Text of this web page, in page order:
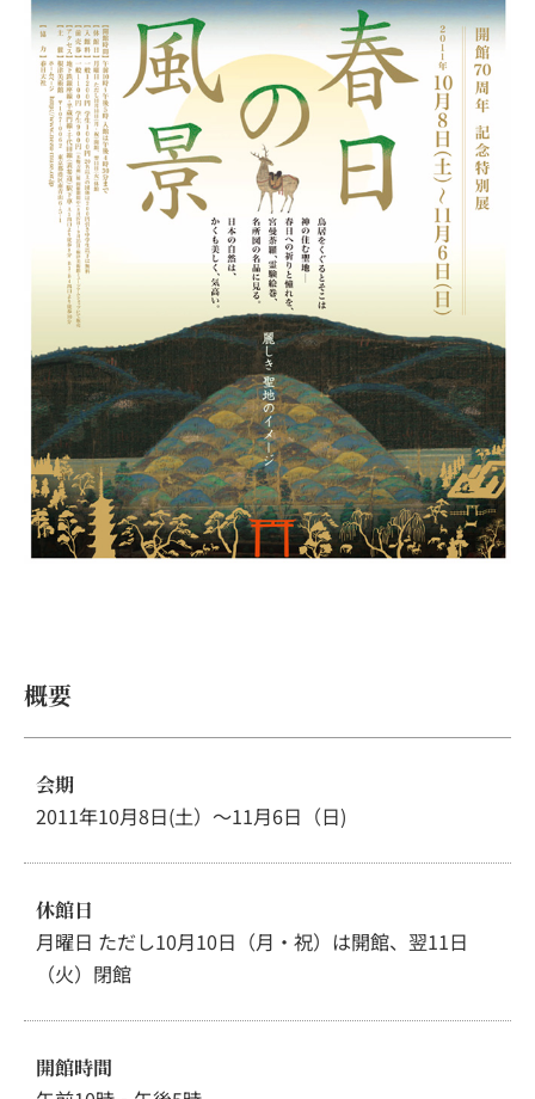
概要
会期
2011年10月8日(土）～11月6日（日)
休館日
月曜日 ただし10月10日（月・祝）は開館、翌11日
（火）閉館
開館時間